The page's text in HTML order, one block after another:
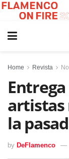
Home Revista
artistas
la
by DeFlamenco